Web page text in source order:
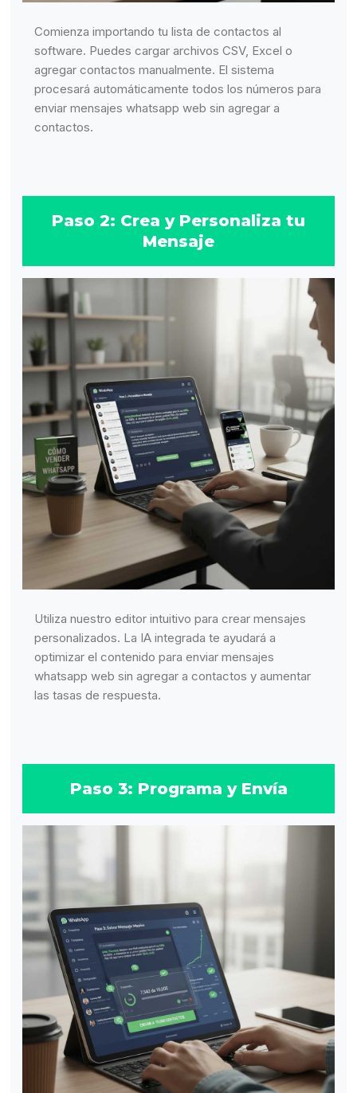
Comienza importando tu lista de contactos al
software. Puedes cargar archivos CSV, Excel o
agregar contactos manualmente. El sistema
procesará automáticamente todos los números para
enviar mensajes whatsapp web sin agregar a
contactos.
Paso 2: Crea y Personaliza tu
Mensaje
Utiliza nuestro editor intuitivo para crear mensajes
personalizados. La IA integrada te ayudará a
optimizar el contenido para enviar mensajes
whatsapp web sin agregar a contactos y aumentar
las tasas de respuesta.
Paso 3: Programa y Envía